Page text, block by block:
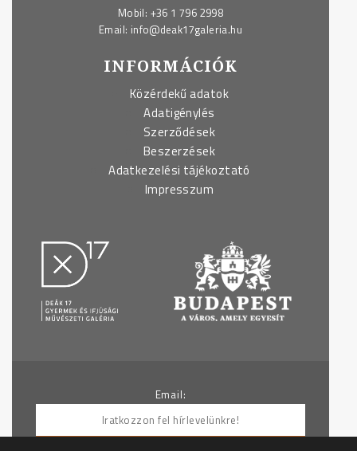
Mobil: +36 1 796 2998
Email: info@deak17galeria.hu
INFORMÁCIÓK
Közérdekű adatok
Adatigénylés
Szerződések
Beszerzések
Adatkezelési tájékoztató
Impresszum
Email: